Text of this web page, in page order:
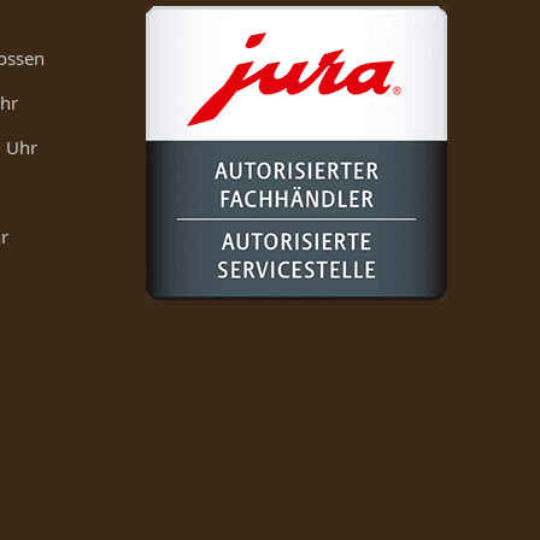
Uhr